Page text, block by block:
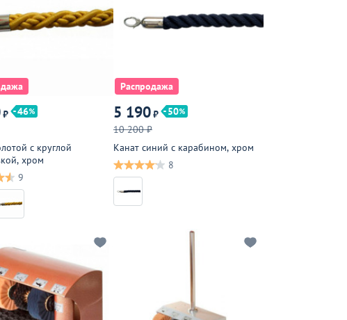
₽
46
с круглой
хром
9
Распродажа
5 190₽
50
10 200 ₽
Канат синий с карабином, хром
8